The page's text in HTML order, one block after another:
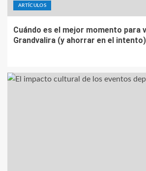
ARTÍCULOS
Cuándo es el mejor momento para
Grandvalira (y ahorrar en el intento)